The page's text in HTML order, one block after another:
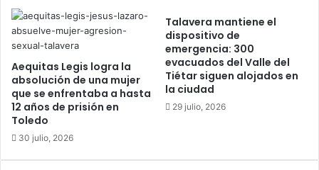
e
C
a
m
p
e
ó
n
d
e
a
v
e
r
a
c
o
n
p
r
Aequitas Legis logra la
absolución de una mujer
que se enfrentaba a hasta
12 años de prisión en
Toledo
30 julio, 2026
Talavera mantiene el
dispositivo de
emergencia: 300
evacuados del Valle del
Tiétar siguen alojados en
la ciudad
29 julio, 2026